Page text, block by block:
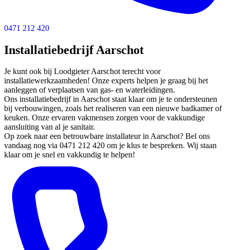
0471 212 420
Installatiebedrijf Aarschot
Je kunt ook bij Loodgieter Aarschot terecht voor
installatiewerkzaamheden! Onze experts helpen je graag bij het
aanleggen of verplaatsen van gas- en waterleidingen.
Ons installatiebedrijf in Aarschot staat klaar om je te ondersteunen
bij verbouwingen, zoals het realiseren van een nieuwe badkamer of
keuken. Onze ervaren vakmensen zorgen voor de vakkundige
aansluiting van al je sanitair.
Op zoek naar een betrouwbare installateur in Aarschot? Bel ons
vandaag nog via 0471 212 420 om je klus te bespreken. Wij staan
klaar om je snel en vakkundig te helpen!